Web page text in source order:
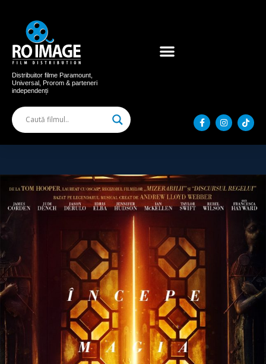
Distribuitor filme Paramount,
Universal, Prorom & parteneri
independenți